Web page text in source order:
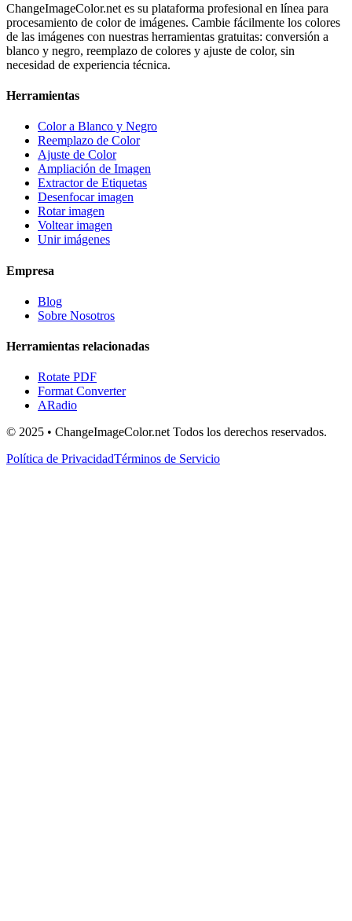
ChangeImageColor.net es su plataforma profesional en línea para
procesamiento de color de imágenes. Cambie fácilmente los colores
de las imágenes con nuestras herramientas gratuitas: conversión a
blanco y negro, reemplazo de colores y ajuste de color, sin
necesidad de experiencia técnica.
Herramientas
Color a Blanco y Negro
Reemplazo de Color
Ajuste de Color
Ampliación de Imagen
Extractor de Etiquetas
Desenfocar imagen
Rotar imagen
Voltear imagen
Unir imágenes
Empresa
Blog
Sobre Nosotros
Herramientas relacionadas
Rotate PDF
Format Converter
ARadio
© 2025 • ChangeImageColor.net Todos los derechos reservados.
Política de PrivacidadTérminos de Servicio